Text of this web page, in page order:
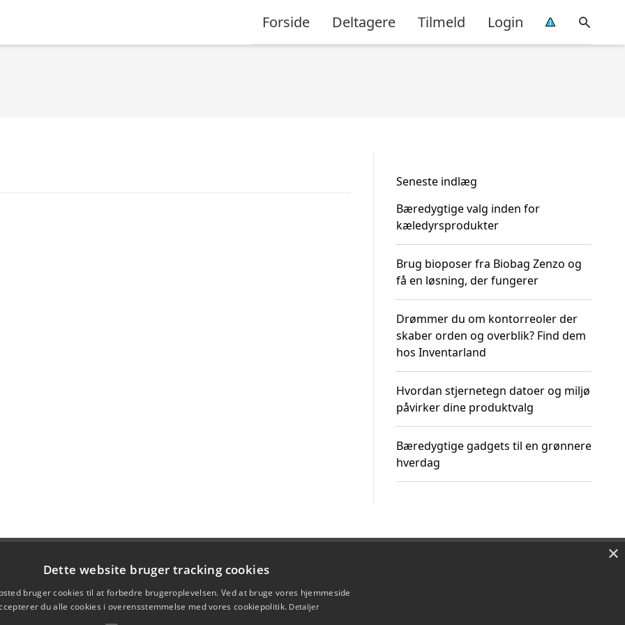
Forside Deltagere Tilmeld Login
Seneste indlæg
Bæredygtige valg inden for
kæledyrsprodukter
Brug bioposer fra Biobag Zenzo og
få en løsning, der fungerer
Drømmer du om kontorreoler der
skaber orden og overblik? Find dem
hos Inventarland
Hvordan stjernetegn datoer og miljø
påvirker dine produktvalg
Bæredygtige gadgets til en grønnere
hverdag
×
Dette website bruger tracking cookies
bruger cookies til at forbedre brugeroplevelsen. Ved at bruge vores hjemmeside
du alle cookies i overensstemmelse med vores cookiepolitik. Detaljer